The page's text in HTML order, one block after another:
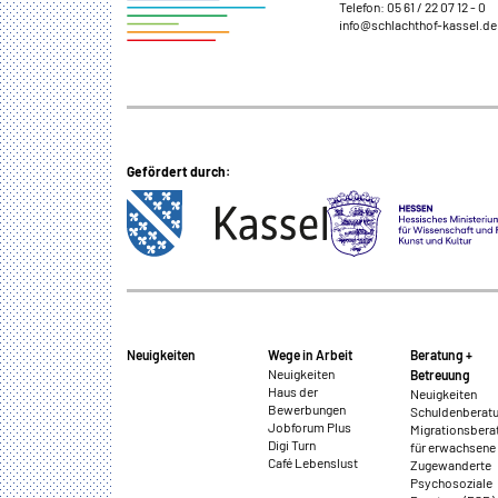
Telefon: 05 61 / 22 07 12 - 0
info@schlachthof-kassel.de
Gefördert durch:
Neuigkeiten
Wege in Arbeit
Neuigkeiten
Haus der
Bewerbungen
Jobforum Plus
Digi Turn
Café Lebenslust
Beratung +
Betreuung
Neuigkeiten
für erwachsene
Zugewanderte
Psychosoziale
Sendinblue
Name:
__cfruid
Anbieter:
Sendinblue GmbH, Köpenicker
Straße 126, 10179 Berlin
Zweck:
Einbindung der
Newsletteranmeldung.
Cookie
Laufzeit:
Dauer der Sitzung
EXTERNE MEDIEN